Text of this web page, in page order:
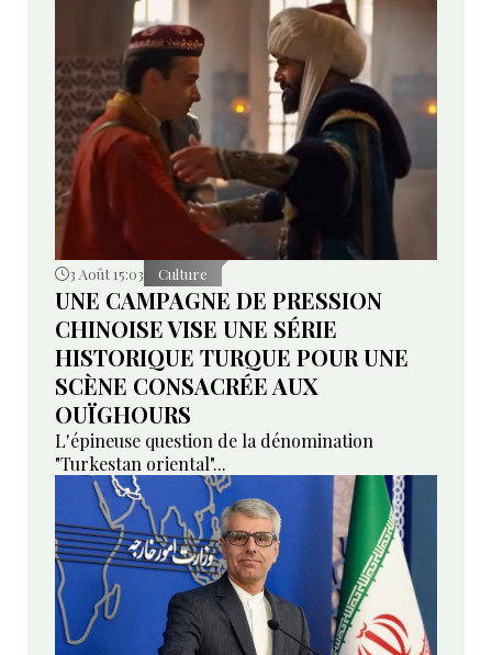
3 Août 15:03 Culture
UNE CAMPAGNE DE PRESSION
CHINOISE VISE UNE SÉRIE
HISTORIQUE TURQUE POUR UNE
SCÈNE CONSACRÉE AUX
OUÏGHOURS
L'épineuse question de la dénomination
"Turkestan oriental"...